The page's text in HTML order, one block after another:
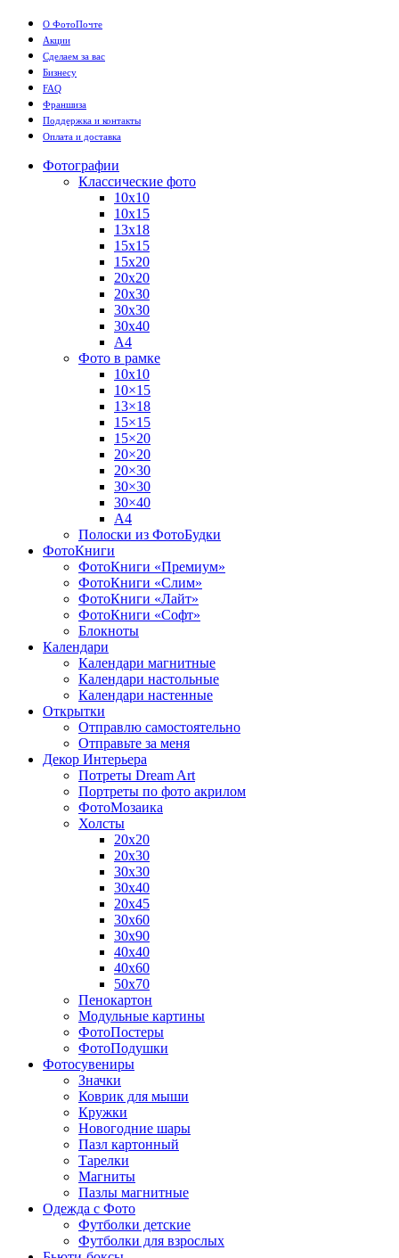
О ФотоПочте
Акции
Сделаем за вас
Бизнесу
FAQ
Франшиза
Поддержка и контакты
Оплата и доставка
Фотографии
Классические фото
10х10
10х15
13х18
15х15
15х20
20х20
20х30
30х30
30х40
А4
Фото в рамке
10х10
10×15
13×18
15×15
15×20
20×20
20×30
30×30
30×40
A4
Полоски из ФотоБудки
ФотоКниги
ФотоКниги «Премиум»
ФотоКниги «Слим»
ФотоКниги «Лайт»
ФотоКниги «Софт»
Блокноты
Календари
Календари магнитные
Календари настольные
Календари настенные
Открытки
Отправлю самостоятельно
Отправьте за меня
Декор Интерьера
Потреты Dream Art
Портреты по фото акрилом
ФотоМозаика
Холсты
20х20
20х30
30х30
30х40
20х45
30х60
30х90
40х40
40х60
50х70
Пенокартон
Модульные картины
ФотоПостеры
ФотоПодушки
Фотоcувениры
Значки
Коврик для мыши
Кружки
Новогодние шары
Пазл картонный
Тарелки
Магниты
Пазлы магнитные
Одежда с Фото
Футболки детские
Футболки для взрослых